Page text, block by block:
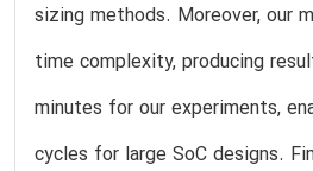
sizing methods. Moreover, our
time complexity, producing
minutes for our experiments,
cycles for large SoC designs.